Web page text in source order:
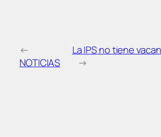
←
NOTICIAS
La IPS no tiene
→